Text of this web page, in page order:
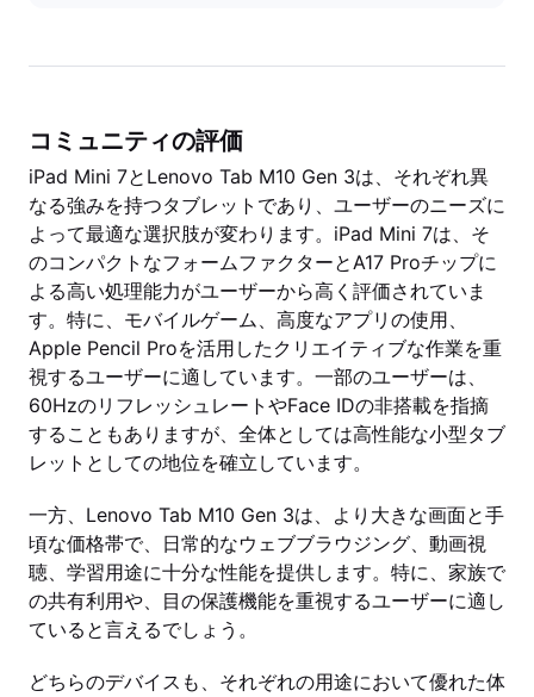
コミュニティの評価
iPad Mini 7とLenovo Tab M10 Gen 3は、それぞれ異
なる強みを持つタブレットであり、ユーザーのニーズに
よって最適な選択肢が変わります。iPad Mini 7は、そ
のコンパクトなフォームファクターとA17 Proチップに
よる高い処理能力がユーザーから高く評価されていま
す。特に、モバイルゲーム、高度なアプリの使用、
Apple Pencil Proを活用したクリエイティブな作業を重
視するユーザーに適しています。一部のユーザーは、
60HzのリフレッシュレートやFace IDの非搭載を指摘
することもありますが、全体としては高性能な小型タブ
レットとしての地位を確立しています。
一方、Lenovo Tab M10 Gen 3は、より大きな画面と手
頃な価格帯で、日常的なウェブブラウジング、動画視
聴、学習用途に十分な性能を提供します。特に、家族で
の共有利用や、目の保護機能を重視するユーザーに適し
ていると言えるでしょう。
どちらのデバイスも、それぞれの用途において優れた体